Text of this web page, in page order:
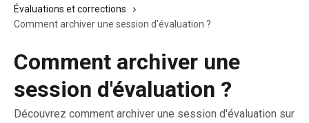
Évaluations et corrections
Comment archiver une session d'évaluation ?
Comment archiver une
session d'évaluation ?
Découvrez comment archiver une session d'évaluation sur